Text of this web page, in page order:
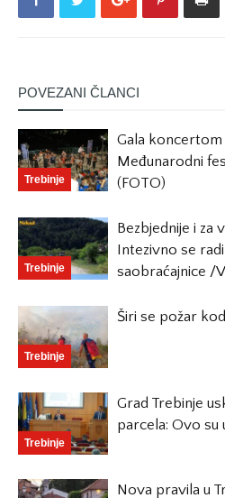
POVEZANI ČLANCI
Trebinje
Gala
Međunarodni
(FOTO)
Trebinje
Bezbjednije i za
Intezivno se
saobraćajnice /
Trebinje
Širi se požar
Trebinje
Grad Trebinje
parcela: Ovo su
Nova pravila u